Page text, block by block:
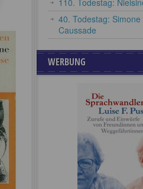
110. Todestag:
40. Todestag: Simone
Caussade
WERBUNG